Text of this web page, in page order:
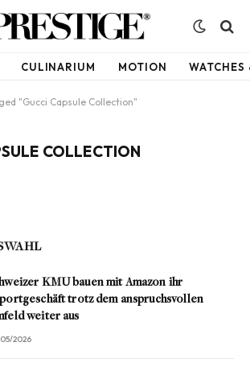
CULINARIUM MOTION WATCHES
"Gucci Capsule Collection"
COLLECTION
KMU bauen mit Amazon ihr
trotz dem anspruchsvollen
weiter aus
2026